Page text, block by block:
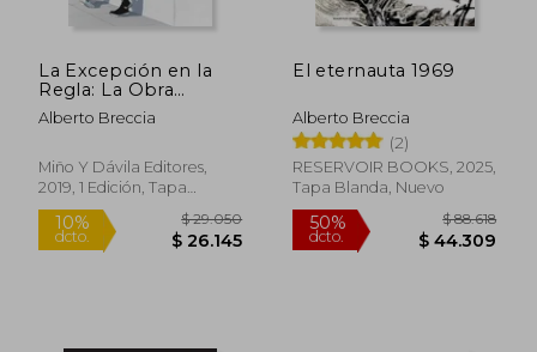
10%
dcto. dcto.
La Excepción en la
Regla: La Obra
Historietística de
Alberto Breccia
Alberto Breccia
Miño Y Dávila Editores,
2019, 1 Edición, Tapa
Blanda, Nuevo
El eternauta 1969
Alberto Breccia
(2)
RESERVOIR BOOKS, 2025,
Tapa Blanda, Nuevo